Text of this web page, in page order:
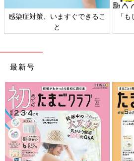
ゃん・
日本外来小児科学会リーフレッ
最新号